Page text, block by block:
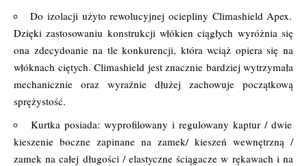
Do izolacji użyto rewolucyjnej ociepliny Climashield Apex.
Dzięki zastosowaniu konstrukcji włókien ciągłych wyróżnia się
ona zdecydoanie na tle konkurencji, która wciąż opiera się na
włóknach ciętych. Climashield jest znacznie bardziej wytrzymała
mechanicznie oraz wyraźnie dłużej zachowuje początkową
sprężystość.
Kurtka posiada: wyprofilowany i regulowany kaptur / dwie
kieszenie boczne zapinane na zamek/ kieszeń wewnętrzną /
zamek na całej długości / elastyczne ściągacze w rękawach i na